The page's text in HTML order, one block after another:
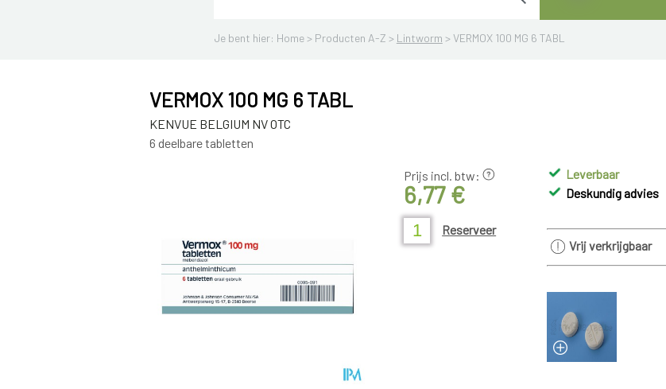
Je bent hier: Home > Producten A-Z > Lintworm >VERMOX 100 MG 6 TABL
VERMOX 100 MG 6 TABL
KENVUE BELGIUM NV OTC
6 deelbare tabletten
Prijs incl. btw:
6,77 €
Reserveer
Leverbaar
Deskundig advies
Vrij verkrijgbaar